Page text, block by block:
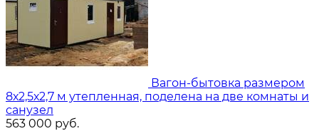
Вагон-бытовка размером
8х2,5х2,7 м утепленная, поделена на две комнаты и
санузел
563 000 руб.